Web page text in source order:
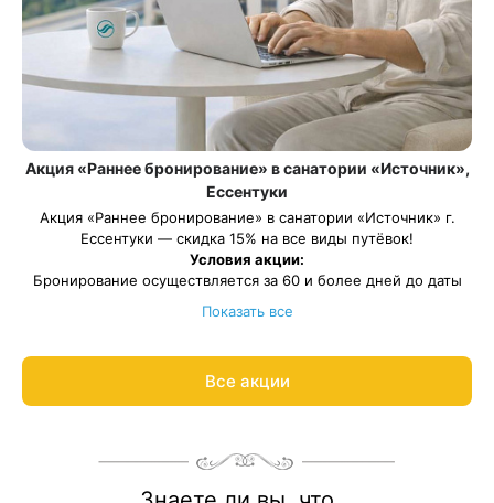
Акция «Раннее бронирование» в санатории «Источник»,
Ессентуки
Акция «Раннее бронирование» в санатории «Источник» г.
Ессентуки — скидка 15% на все виды путёвок!
Условия акции:
Бронирование осуществляется за 60 и более дней до даты
Скидка по данной акции не суммируется с другими
27 декабря 2026.
Рассчитаем цену со скидкой и забронируем отдых по акции:
Показать все
Все акции